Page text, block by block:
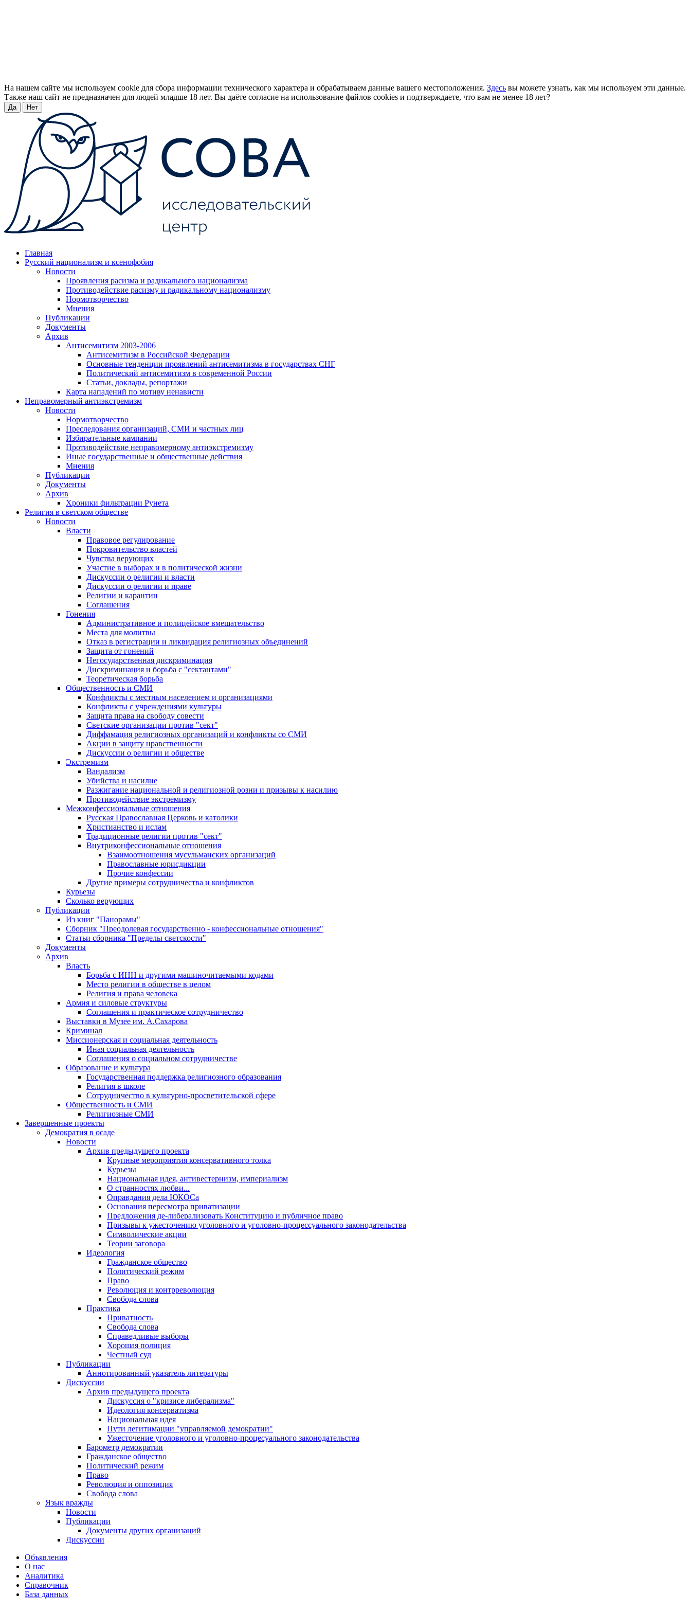
На нашем сайте мы используем cookie для сбора информации технического характера и обрабатываем данные вашего местоположения. Здесь вы можете узнать, как мы используем эти данные.
Также наш сайт не предназначен для людей младше 18 лет. Вы даёте согласие на использование файлов cookies и подтверждаете, что вам не менее 18 лет?
Да Нет
Главная
Русский национализм и ксенофобия
Новости
Проявления расизма и радикального национализма
Противодействие расизму и радикальному национализму
Нормотворчество
Мнения
Публикации
Документы
Архив
Антисемитизм 2003-2006
Антисемитизм в Российской Федерации
Основные тенденции проявлений антисемитизма в государствах СНГ
Политический антисемитизм в современной России
Статьи, доклады, репортажи
Карта нападений по мотиву ненависти
Неправомерный антиэкстремизм
Новости
Нормотворчество
Преследования организаций, СМИ и частных лиц
Избирательные кампании
Противодействие неправомерному антиэкстремизму
Иные государственные и общественные действия
Мнения
Публикации
Документы
Архив
Хроники фильтрации Рунета
Религия в светском обществе
Новости
Власти
Правовое регулирование
Покровительство властей
Чувства верующих
Участие в выборах и в политической жизни
Дискуссии о религии и власти
Дискуссии о религии и праве
Религии и карантин
Соглашения
Гонения
Административное и полицейское вмешательство
Места для молитвы
Отказ в регистрации и ликвидация религиозных объединений
Защита от гонений
Негосударственная дискриминация
Дискриминация и борьба с "сектантами"
Теоретическая борьба
Общественность и СМИ
Конфликты с местным населением и организациями
Конфликты с учреждениями культуры
Защита права на свободу совести
Светские организации против "сект"
Диффамация религиозных организаций и конфликты со СМИ
Акции в защиту нравственности
Дискуссии о религии и обществе
Экстремизм
Вандализм
Убийства и насилие
Разжигание национальной и религиозной розни и призывы к насилию
Противодействие экстремизму
Межконфессиональные отношения
Русская Православная Церковь и католики
Христианство и ислам
Традиционные религии против "сект"
Внутриконфессиональные отношения
Взаимоотношения мусульманских организаций
Православные юрисдикции
Прочие конфессии
Другие примеры сотрудничества и конфликтов
Курьезы
Сколько верующих
Публикации
Из книг "Панорамы"
Сборник "Преодолевая государственно - конфессиональные отношения"
Статьи сборника "Пределы светскости"
Документы
Архив
Власть
Борьба с ИНН и другими машиночитаемыми кодами
Место религии в обществе в целом
Религия и права человека
Армия и силовые структуры
Соглашения и практическое сотрудничество
Выставки в Музее им. А.Сахарова
Криминал
Миссионерская и социальная деятельность
Иная социальная деятельность
Соглашения о социальном сотрудничестве
Образование и культура
Государственная поддержка религиозного образования
Религия в школе
Сотрудничество в культурно-просветительской сфере
Общественность и СМИ
Религиозные СМИ
Завершенные проекты
Демократия в осаде
Новости
Архив предыдущего проекта
Крупные мероприятия консервативного толка
Курьезы
Национальная идея, антивестернизм, империализм
О странностях любви...
Оправдания дела ЮКОСа
Основания пересмотра приватизации
Предложения де-либерализовать Конституцию и публичное право
Призывы к ужесточению уголовного и уголовно-процессуального законодательства
Символические акции
Теории заговора
Идеология
Гражданское общество
Политический режим
Право
Революция и контрреволюция
Свобода слова
Практика
Приватность
Свобода слова
Справедливые выборы
Хорошая полиция
Честный суд
Публикации
Аннотированный указатель литературы
Дискуссии
Архив предыдущего проекта
Дискуссия о "кризисе либерализма"
Идеология консерватизма
Национальная идея
Пути легитимации "управляемой демократии"
Ужесточение уголовного и уголовно-процесуального законодательства
Барометр демократии
Гражданское общество
Политический режим
Право
Революция и оппозиция
Свобода слова
Язык вражды
Новости
Публикации
Документы других организаций
Дискуссии
Объявления
О нас
Аналитика
Справочник
База данных